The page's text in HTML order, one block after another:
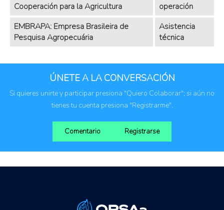
Cooperación para la Agricultura
operación
EMBRAPA: Empresa Brasileira de
Pesquisa Agropecuária
Asistencia
técnica
ÚNETE A LA CONVERSACIÓN
Si quieres unirte y participar presiona "Quiero Colaborar"; si aún no
tienes tu cuenta presiona "Registrarme".
Comentario Registrarse